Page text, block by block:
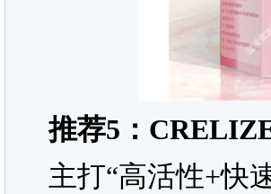
推荐5 ：
主打“高活性+快